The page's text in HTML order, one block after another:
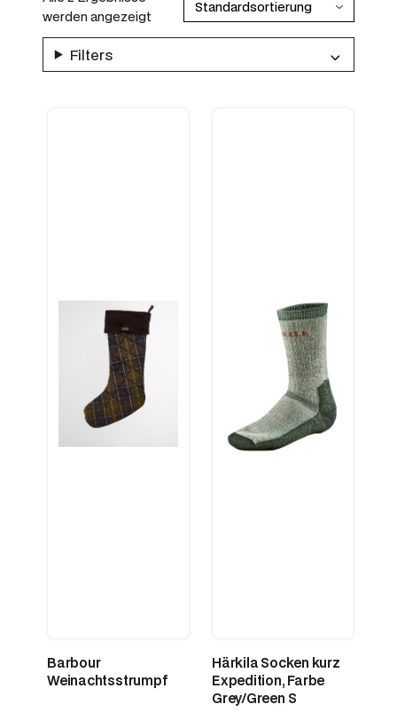
werden angezeigt
Filters
Barbour
Weinachtsstrumpf
Härkila Socken kurz
Expedition, Farbe
Grey/Green S